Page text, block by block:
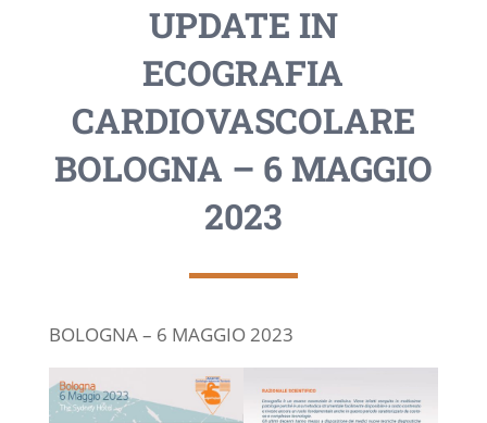
UPDATE IN
ECOGRAFIA
CARDIOVASCOLARE
BOLOGNA – 6 MAGGIO
2023
BOLOGNA – 6 MAGGIO 2023